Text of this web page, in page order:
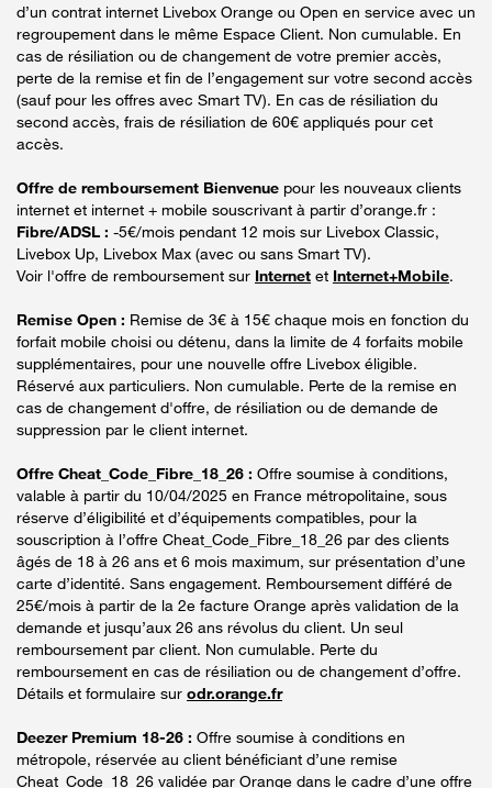
d’un contrat internet Livebox Orange ou Open en service avec un
regroupement dans le même Espace Client. Non cumulable. En
cas de résiliation ou de changement de votre premier accès,
perte de la remise et fin de l’engagement sur votre second accès
(sauf pour les offres avec Smart TV). En cas de résiliation du
second accès, frais de résiliation de 60€ appliqués pour cet
accès.
Offre de remboursement Bienvenue pour les nouveaux clients
internet et internet + mobile souscrivant à partir d’orange.fr :
Fibre/ADSL : -5€/mois pendant 12 mois sur Livebox Classic,
Livebox Up, Livebox Max (avec ou sans Smart TV).
Voir l'offre de remboursement sur Internet et Internet+Mobile.
Remise Open : Remise de 3€ à 15€ chaque mois en fonction du
forfait mobile choisi ou détenu, dans la limite de 4 forfaits mobile
supplémentaires, pour une nouvelle offre Livebox éligible.
Réservé aux particuliers. Non cumulable. Perte de la remise en
cas de changement d'offre, de résiliation ou de demande de
suppression par le client internet.
Offre Cheat_Code_Fibre_18_26 : Offre soumise à conditions,
valable à partir du 10/04/2025 en France métropolitaine, sous
réserve d’éligibilité et d’équipements compatibles, pour la
souscription à l’offre Cheat_Code_Fibre_18_26 par des clients
âgés de 18 à 26 ans et 6 mois maximum, sur présentation d’une
carte d’identité. Sans engagement. Remboursement différé de
25€/mois à partir de la 2e facture Orange après validation de la
demande et jusqu’aux 26 ans révolus du client. Un seul
remboursement par client. Non cumulable. Perte du
remboursement en cas de résiliation ou de changement d’offre.
Détails et formulaire sur odr.orange.fr
Deezer Premium 18-26 : Offre soumise à conditions en
métropole, réservée au client bénéficiant d’une remise
Cheat_Code_18_26 validée par Orange dans le cadre d’une offre